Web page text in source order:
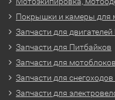
Покрышки и камеры для
Запчасти для двигателей
Запчасти для Питбайков
Запчасти для
Запчасти для
Запчасти для